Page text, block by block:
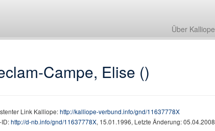
Über Kalliope
Campe, Elise ()
Link Kalliope:http://kalliope-verbund.info/gnd/11637778X
http://d-nb.info/gnd/11637778X, 15.01.1996, Letzte Änderung: 05.04.2008